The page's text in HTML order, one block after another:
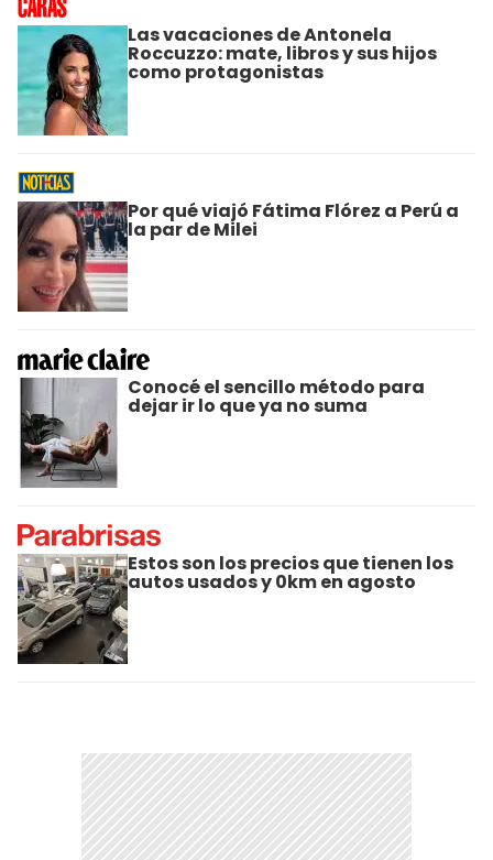
Las vacaciones de Antonela
Roccuzzo: mate, libros y sus hijos
como protagonistas
Por qué viajó Fátima Flórez a Perú a
la par de Milei
Conocé el sencillo método para
dejar ir lo que ya no suma
Estos son los precios que tienen los
autos usados y 0km en agosto